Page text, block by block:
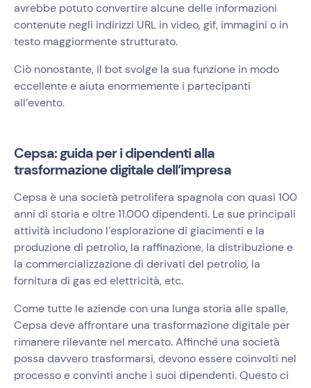
avrebbe potuto convertire alcune delle informazioni
contenute negli indirizzi URL in video, gif, immagini o in
testo maggiormente strutturato.
Ciò nonostante, il bot svolge la sua funzione in modo
eccellente e aiuta enormemente i partecipanti
all’evento.
Cepsa: guida per i dipendenti alla
trasformazione digitale dell’impresa
Cepsa è una società petrolifera spagnola con quasi 100
anni di storia e oltre 11.000 dipendenti. Le sue principali
attività includono l’esplorazione di giacimenti e la
produzione di petrolio, la raffinazione, la distribuzione e
la commercializzazione di derivati del petrolio, la
fornitura di gas ed elettricità, etc.
Come tutte le aziende con una lunga storia alle spalle,
Cepsa deve affrontare una trasformazione digitale per
rimanere rilevante nel mercato. Affinché una società
possa davvero trasformarsi, devono essere coinvolti nel
processo e convinti anche i suoi dipendenti. Questo ci